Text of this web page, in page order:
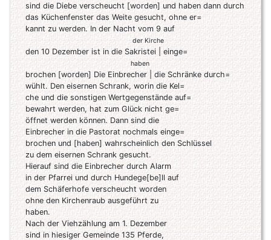
sind die Diebe verscheucht [worden] und haben dann durch
das Küchenfenster das Weite gesucht, ohne er=
kannt zu werden. In der Nacht vom 9 auf
der Kirche
den 10 Dezember ist in die Sakristei | einge=
haben
brochen [worden] Die Einbrecher | die Schränke durch=
wühlt. Den eisernen Schrank, worin die Kel=
che und die sonstigen Wertgegenstände auf=
bewahrt werden, hat zum Glück nicht ge=
öffnet werden können. Dann sind die
Einbrecher in die Pastorat nochmals einge=
brochen und [haben] wahrscheinlich den Schlüssel
zu dem eisernen Schrank gesucht.
Hierauf sind die Einbrecher durch Alarm
in der Pfarrei und durch Hundege[be]ll auf
dem Schäferhofe verscheucht worden
ohne den Kirchenraub ausgeführt zu
haben.
Nach der Viehzählung am 1. Dezember
sind in hiesiger Gemeinde 135 Pferde,